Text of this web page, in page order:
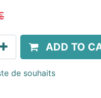
ADD TO
de souhaits